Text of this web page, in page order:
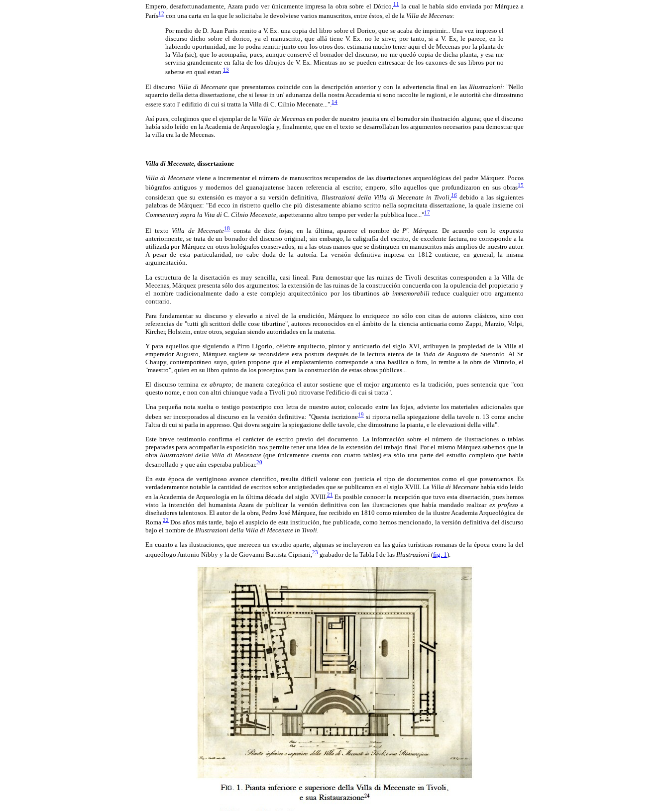
Empero, desafortunadamente, Azara pudo ver únicamente impresa la obra sobre el Dórico,11la cual le había sido enviada por Márquez a
París12 con una carta en la que le solicitaba le devolviese varios manuscritos, entre éstos, el de la Villa de Mecenas:
Por medio de D. Juan Paris remito a V. Ex. una copia del libro sobre el Dorico, que se acaba de imprimir... Una vez impreso el
discurso dicho sobre el dorico, ya el manuscrito, que allá tiene V. Ex. no le sirve; por tanto, si a V. Ex, le parece, en lo
habiendo oportunidad, me lo podra remitir junto con los otros dos: estimaria mucho tener aqui el de Mecenas por la planta de
la Vila (sic), que lo acompaña; pues, aunque conservé el borrador del discurso, no me quedó copia de dicha planta, y esa me
serviria grandemente en falta de los dibujos de V. Ex. Mientras no se pueden entresacar de los caxones de sus libros por no
saberse en qual estan.13
El discurso Villa di Mecenate que presentamos coincide con la descripción anterior y con la advertencia final en las Illustrazioni:"Nello
squarcio della detta dissertazione, che si lesse in un' adunanza della nostra Accademia si sono raccolte le ragioni, e le autorità che dimostrano
essere stato l' edifizio di cui si tratta la Villa di C. Cilnio Mecenate...".14
Así pues, colegimos que el ejemplar de laVilla de Mecenasen poder de nuestro jesuita era el borrador sin ilustración alguna; que el discurso
había sido leído en la Academia de Arqueología y, finalmente, que en el texto se desarrollaban los argumentos necesarios para demostrar que
la villa era la de Mecenas.
Villa di Mecenate, dissertazione
Villa di Mecenateviene a incrementar el número de manuscritos recuperados de las disertaciones arqueológicas del padre Márquez. Pocos
biógrafos antiguos y modernos del guanajuatense hacen referencia al escrito; empero, sólo aquellos que profundizaron en sus obras15
consideran que su extensión es mayor a su versión definitiva, Illustrazioni della Villa di Mecenate in Tivoli,16debido a las siguientes
palabras de Márquez: "Ed ecco in ristretto quello che più distesamente abiamo scritto nella sopracitata dissertazione, la quale insieme coi
Commentarj sopra la Vita di C. Cilnio Mecenate, aspetteranno altro tempo per veder la pubblica luce..."17
El textoVilla de Mecenate18consta de diez fojas; en la última, aparece el nombre dePr. Márquez. De acuerdo con lo expuesto
anteriormente, se trata de un borrador del discurso original; sin embargo, la caligrafía del escrito, de excelente factura, no corresponde a la
utilizada por Márquez en otros hológrafos conservados, ni a las otras manos que se distinguen en manuscritos más amplios de nuestro autor.
A pesar de esta particularidad, no cabe duda de la autoría. La versión definitiva impresa en 1812 contiene, en general, la misma
argumentación.
La estructura de la disertación es muy sencilla, casi lineal. Para demostrar que las ruinas de Tivoli descritas corresponden a la Villa de
Mecenas, Márquez presenta sólo dos argumentos: la extensión de las ruinas de la construcción concuerda con la opulencia del propietario y
el nombre tradicionalmente dado a este complejo arquitectónico por los tiburtinos ab immemorabilireduce cualquier otro argumento
contrario.
Para fundamentar su discurso y elevarlo a nivel de la erudición, Márquez lo enriquece no sólo con citas de autores clásicos, sino con
referencias de "tutti gli scrittori delle cose tiburtine", autores reconocidos en el ámbito de la ciencia anticuaria como Zappi, Marzio, Volpi,
Kircher, Holstein, entre otros, seguían siendo autoridades en la materia.
Y para aquellos que siguiendo a Pirro Ligorio, célebre arquitecto, pintor y anticuario del siglo XVI, atribuyen la propiedad de la Villa al
emperador Augusto, Márquez sugiere se reconsidere esta postura después de la lectura atenta de la Vida de Augusto de Suetonio. Al Sr.
Chaupy, contemporáneo suyo, quien propone que el emplazamiento corresponde a una basílica o foro, lo remite a la obra de Vitruvio, el
"maestro", quien en su libro quinto da los preceptos para la construcción de estas obras públicas...
El discurso terminaex abrupto;de manera categórica el autor sostiene que el mejor argumento es la tradición, pues sentencia que "con
questo nome, e non con altri chiunque vada a Tivoli può ritrovarse l'edificio di cui si tratta".
Una pequeña nota suelta o testigo postscripto con letra de nuestro autor, colocado entre las fojas, advierte los materiales adicionales que
deben ser incorporados al discurso en la versión definitiva: "Questa iscrizione19 si riporta nella spiegazione della tavole n. 13 come anche
l'altra di cui si parla in appresso. Qui dovra seguire la spiegazione delle tavole, che dimostrano la pianta, e le elevazioni della villa".
Este breve testimonio confirma el carácter de escrito previo del documento. La información sobre el número de ilustraciones o tablas
preparadas para acompañar la exposición nos permite tener una idea de la extensión del trabajo final. Por el mismo Márquez sabemos que la
obra Illustrazioni della Villa di Mecenate(que únicamente cuenta con cuatro tablas) era sólo una parte del estudio completo que había
desarrollado y que aún esperaba publicar.20
En esta época de vertiginoso avance científico, resulta difícil valorar con justicia el tipo de documentos como el que presentamos. Es
verdaderamente notable la cantidad de escritos sobre antigüedades que se publicaron en el siglo XVIII. La Villa di Mecenate había sido leído
en la Academia de Arqueología en la última década del siglo XVIII.21Es posible conocer la recepción que tuvo esta disertación, pues hemos
visto la intención del humanista Azara de publicar la versión definitiva con las ilustraciones que había mandado realizar ex profeso a
diseñadores talentosos. El autor de la obra, Pedro José Márquez, fue recibido en 1810 como miembro de la ilustre Academia Arqueológica de
Roma.22 Dos años más tarde, bajo el auspicio de esta institución, fue publicada, como hemos mencionado, la versión definitiva del discurso
bajo el nombre de Illustrazioni della Villa di Mecenate in Tivoli.
En cuanto a las ilustraciones, que merecen un estudio aparte, algunas se incluyeron en las guías turísticas romanas de la época como la del
arqueólogo Antonio Nibby y la de Giovanni Battista Cipriani, 23 grabador de la Tabla I de las Illustrazioni (fig. 1 ).